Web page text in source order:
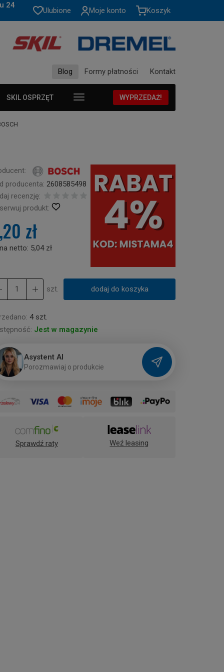
24
Ulubione Moje konto Koszyk
Blog Formy płatności Kontakt
SKIL OSPRZĘT WYPRZEDAŻ!
producenta: 2608585498
recenzję:
produkt:
zł
netto: 5,04 zł
szt. dodaj do koszyka
4 szt.
Jest w magazynie
Asystent AI
Porozmawiaj o produkcie
Sprawdź raty Weź leasing